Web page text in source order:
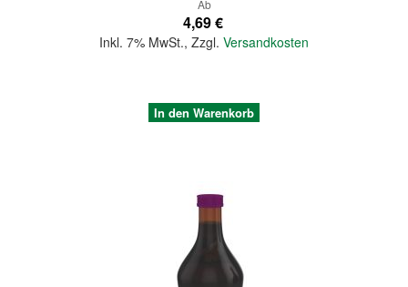
Ab
4,69 €
Inkl. 7% MwSt., Zzgl. Versandkosten
In den Warenkorb